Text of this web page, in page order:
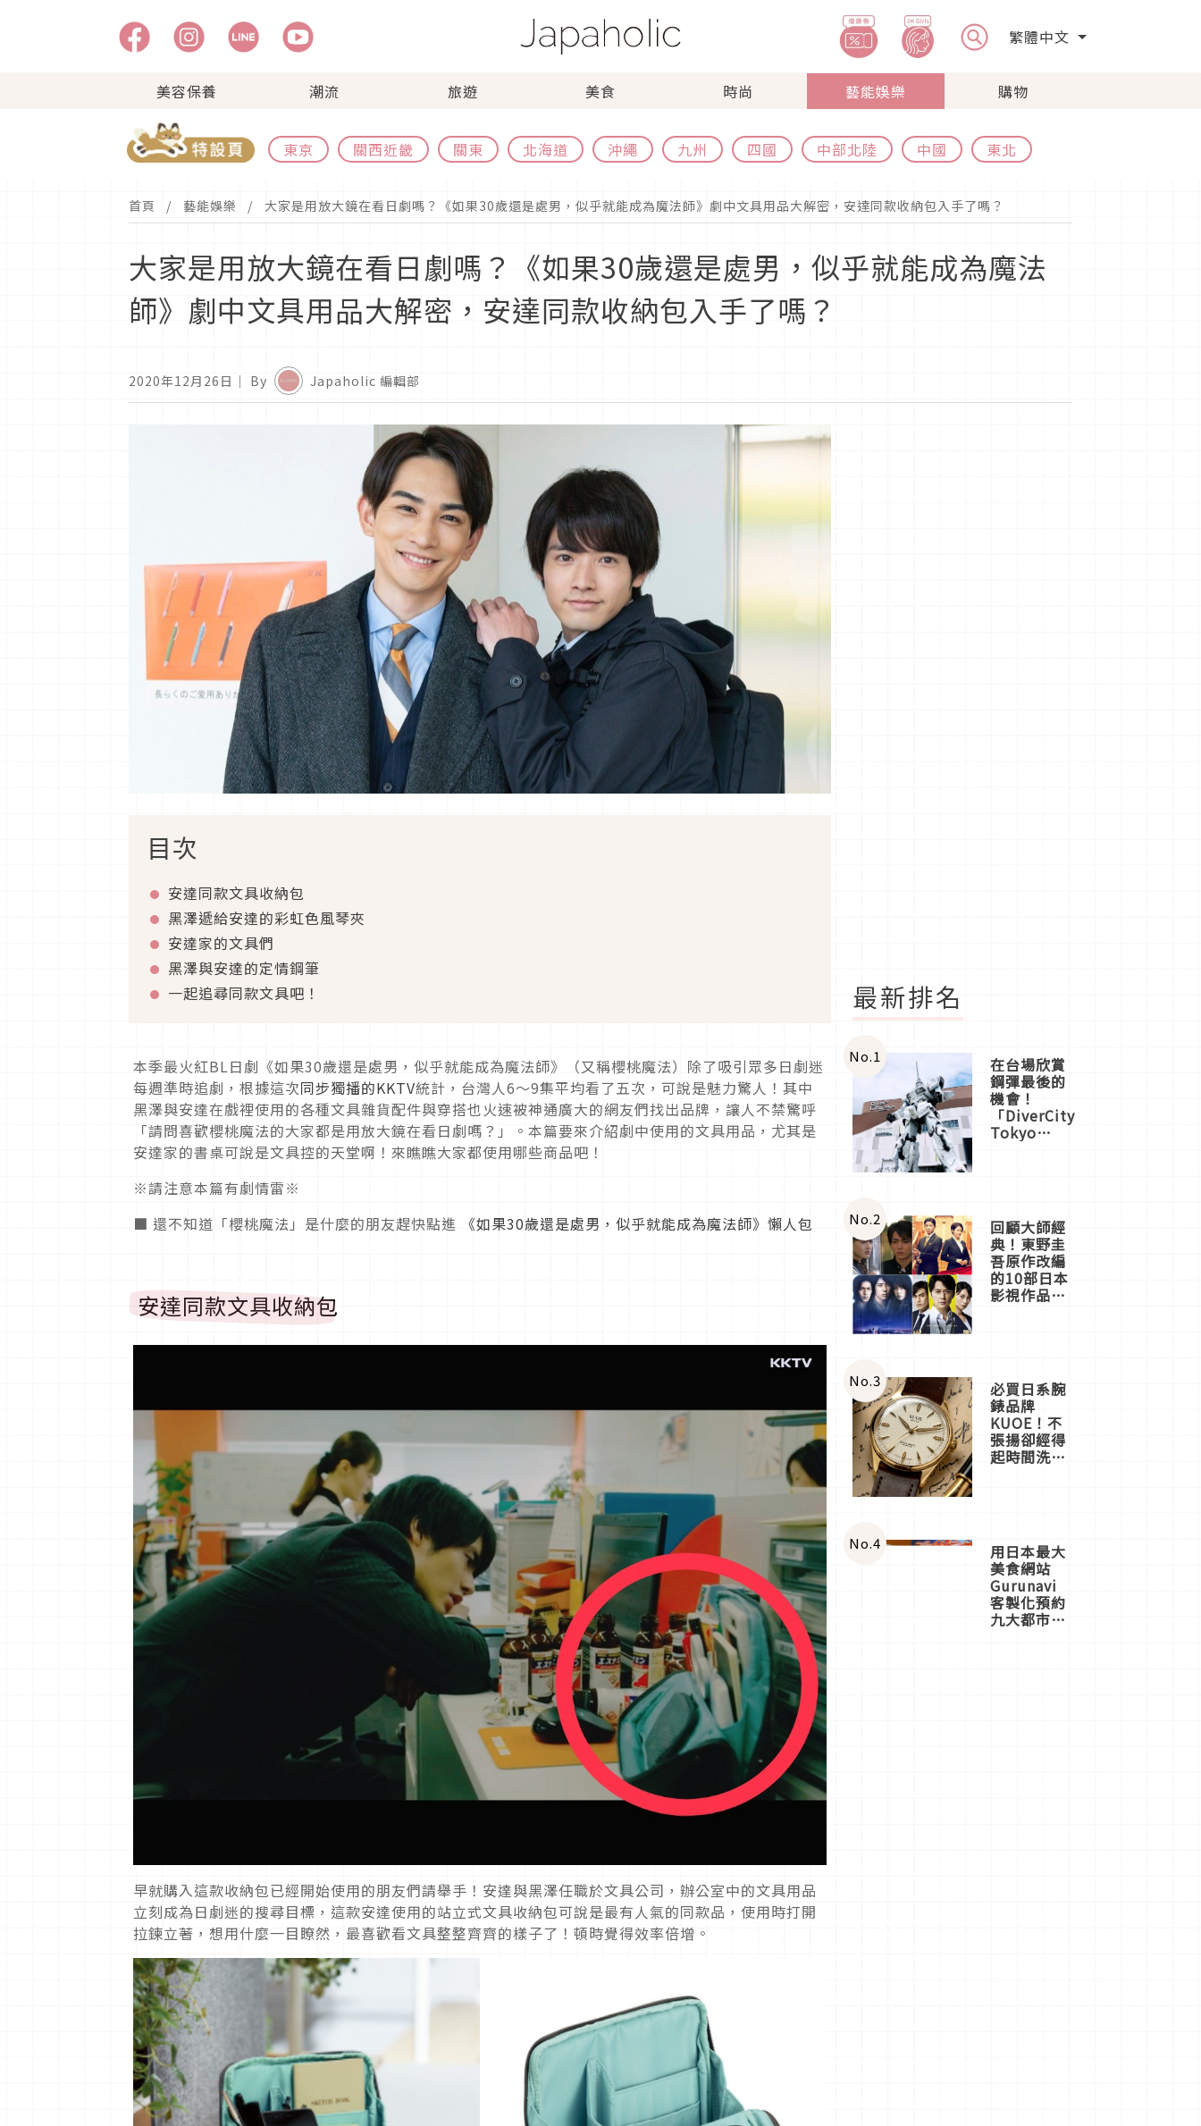
繁體中文
美容保養 潮流 旅遊 美食 時尚 藝能娛樂 購物
東京 關西近畿 關東 北海道 沖繩 九州 四國 中部北陸 中國 東北
首頁 藝能娛樂 大家是用放大鏡在看日劇嗎？《如果30歲還是處男，似乎就能成為魔法師》劇中文具用品大解密，安達同款收納包入手了嗎？
大家是用放大鏡在看日劇嗎？《如果30歲還是處男，似乎就能成為魔法
師》劇中文具用品大解密，安達同款收納包入手了嗎？
2020年12月26日 ｜ By Japaholic 編輯部
目次
安達同款文具收納包
黑澤遞給安達的彩虹色風琴夾
安達家的文具們
黑澤與安達的定情鋼筆
一起追尋同款文具吧！
本季最火紅BL日劇《如果30歲還是處男，似乎就能成為魔法師》（又稱櫻桃魔法）除了吸引眾多日劇迷
每週準時追劇，根據這次同步獨播的KKTV統計，台灣人6～9集平均看了五次，可說是魅力驚人！其中
黑澤與安達在戲裡使用的各種文具雜貨配件與穿搭也火速被神通廣大的網友們找出品牌，讓人不禁驚呼
「請問喜歡櫻桃魔法的大家都是用放大鏡在看日劇嗎？」。本篇要來介紹劇中使用的文具用品，尤其是
安達家的書桌可說是文具控的天堂啊！來瞧瞧大家都使用哪些商品吧！
※請注意本篇有劇情雷※
■ 還不知道「櫻桃魔法」是什麼的朋友趕快點進
《如果30歲還是處男，似乎就能成為魔法師》懶人包
安達同款文具收納包
早就購入這款收納包已經開始使用的朋友們請舉手！安達與黑澤任職於文具公司，辦公室中的文具用品
立刻成為日劇迷的搜尋目標，這款安達使用的站立式文具收納包可說是最有人氣的同款品，使用時打開
拉鍊立著，想用什麼一目瞭然，最喜歡看文具整整齊齊的樣子了！頓時覺得效率倍增。
最新排名
No.1 在台場欣賞
鋼彈最後的
機會！
「DiverCity
Tokyo
體驗
No.2 回顧大師經
典！東野圭
吾原作改編
的10部日本
影視作品推
No.3 必買日系腕
錶品牌
KUOE！不
張揚卻經得
起時間洗鍊
No.4 用日本最大
美食網站
Gurunavi
客製化預約
九大都市餐